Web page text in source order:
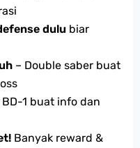
dulu biar
– Double saber buat
BD-1 buat info dan
Banyak reward &